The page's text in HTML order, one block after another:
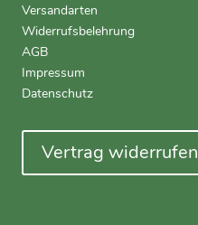
Versandarten
Widerrufsbelehrung
AGB
Impressum
Datenschutz
Vertrag widerrufen